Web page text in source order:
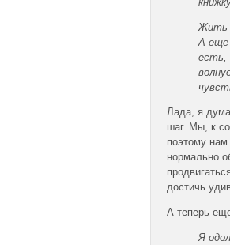
Жить
А еще
есть,
Лада, я
шаг. Мы, к
поэтому нам
нормально
достичь
А теперь
Я